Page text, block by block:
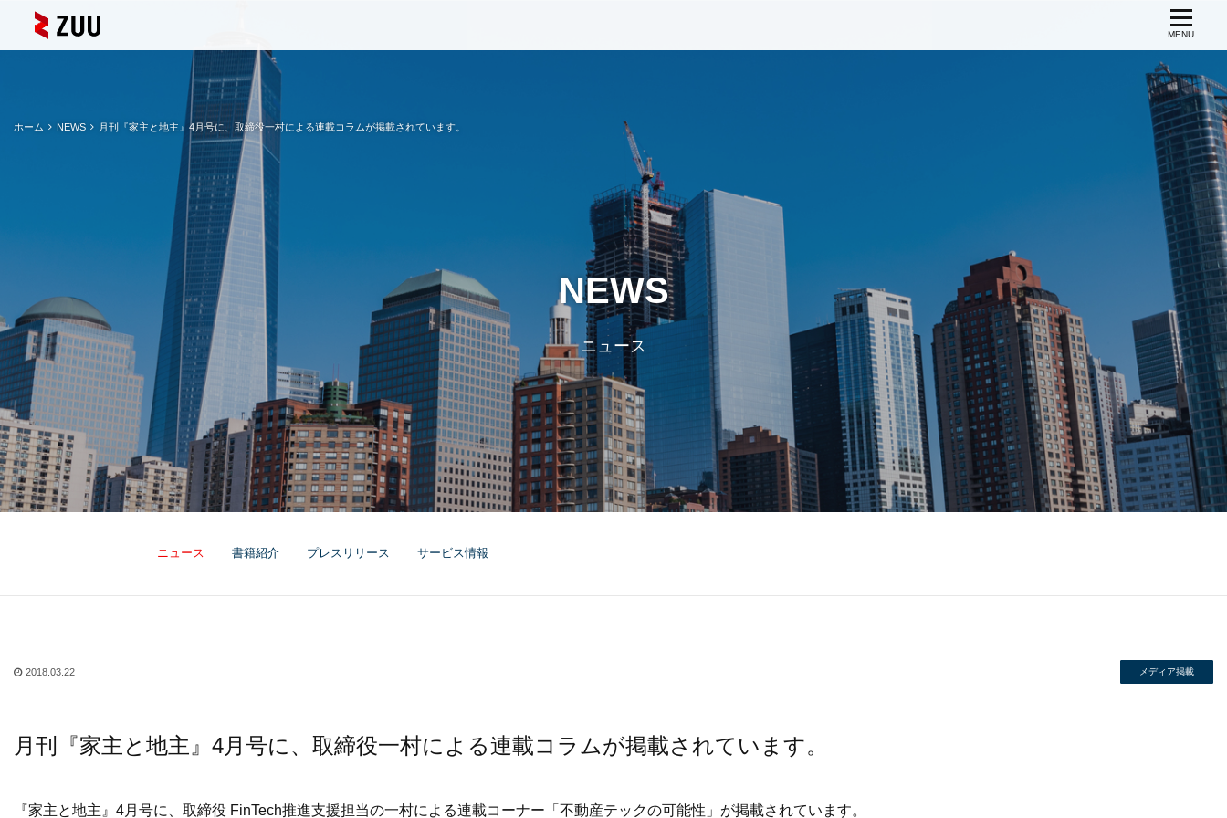
ホーム NEWS 月刊『家主と地主』4月号に、取締役一村による連載コラムが掲載されています。
NEWS
ニュース
ニュース 書籍紹介 プレスリリース サービス情報
2018.03.22 メディア掲載
月刊『家主と地主』4月号に、取締役一村による連載コラムが掲載されています。
『家主と地主』4月号に、取締役 FinTech推進支援担当の一村による連載コーナー「不動産テックの可能性」が掲載されています。